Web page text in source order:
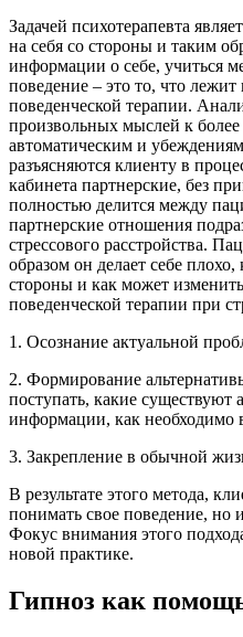
Задачей психотерапевта
на себя со стороны и таким
информации о себе, учиться
поведение – это то, что
поведенческой терапии.
произвольных мыслей к
автоматическим и
разъясняются клиенту в
кабинета партнерские, без
полностью делится между
партнерские отношения
стрессового расстройства.
образом он делает себе
стороны и как может
поведенческой терапии при
1. Осознание актуальной
2. Формирование
поступать, какие существуют
информации, как необходимо
3. Закрепление в обычной
В результате этого метода,
понимать свое поведение, но
Фокус внимания этого
новой практике.
Гипноз как